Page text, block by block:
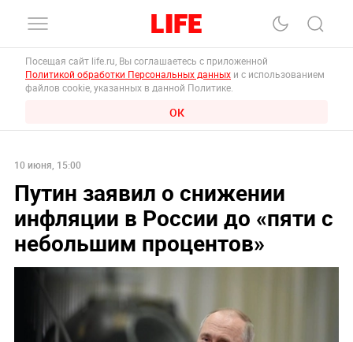
Посещая сайт life.ru, Вы соглашаетесь с приложенной
Политикой обработки Персональных данных и с использованием
файлов cookie, указанных в данной Политике.
ОК
10 июня, 15:00
Путин заявил о снижении
инфляции в России до «пяти с
небольшим процентов»